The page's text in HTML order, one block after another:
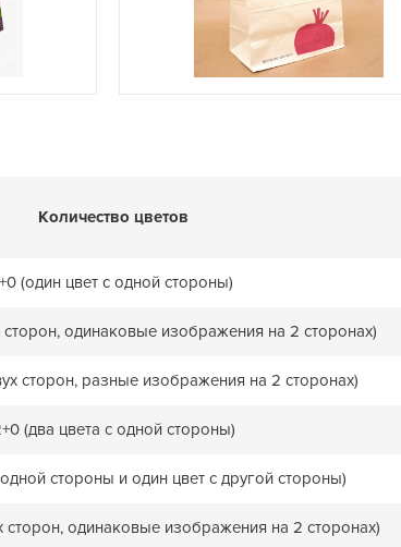
Количество цветов
(один цвет с одной стороны)
сторон, одинаковые изображения на 2 сторонах)
сторон, разные изображения на 2 сторонах)
(два цвета с одной стороны)
одной стороны и один цвет с другой стороны)
сторон, одинаковые изображения на 2 сторонах)